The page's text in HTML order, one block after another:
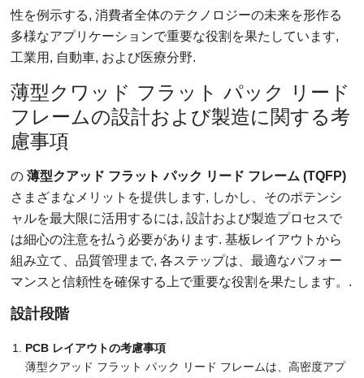
性を例示する, 消費者全体のテクノロジーの未来を形作る
多様なアプリケーションで重要な役割を果たしています,
工業用, 自動車, および医療分野.
薄型クワッド フラット パック リード
フレームの設計および製造に関する考
慮事項
の薄型クアッド フラット パック リード フレーム (TQFP)
さまざまなメリットを提供します, しかし、そのポテンシ
ャルを最大限に活用するには, 設計および製造プロセスで
は細心の注意を払う必要があります. 基板レイアウトから
組み立て、品質管理まで, 各ステップは、最適なパフォー
マンスと信頼性を確保する上で重要な役割を果たします。.
設計段階
PCB レイアウトの考慮事項
薄型クアッド フラット パック リード フレームは、高密度アプ